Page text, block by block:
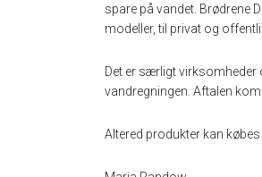
spare på vandet. Brødrene
modeller, til privat og
Det er særligt virksomheder
vandregningen. Aftalen
Altered produkter kan